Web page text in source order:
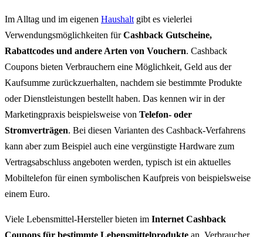
Im Alltag und im eigenen Haushalt gibt es vielerlei
Verwendungsmöglichkeiten fürCashback Gutscheine,
Rabattcodes und andere Arten von Vouchern. Cashback
Coupons bieten Verbrauchern eine Möglichkeit, Geld aus der
Kaufsumme zurückzuerhalten, nachdem sie bestimmte Produkte
oder Dienstleistungen bestellt haben. Das kennen wir in der
Marketingpraxis beispielsweise von Telefon- oder
Stromverträgen. Bei diesen Varianten des Cashback-Verfahrens
kann aber zum Beispiel auch eine vergünstigte Hardware zum
Vertragsabschluss angeboten werden, typisch ist ein aktuelles
Mobiltelefon für einen symbolischen Kaufpreis von beispielsweise
einem Euro.
Viele Lebensmittel-Hersteller bieten im Internet Cashback